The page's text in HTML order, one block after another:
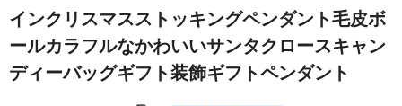
インクリスマスストッキングペンダント毛皮ボ
ールカラフルなかわいいサンタクロースキャン
ディーバッグギフト装飾ギフトペンダント